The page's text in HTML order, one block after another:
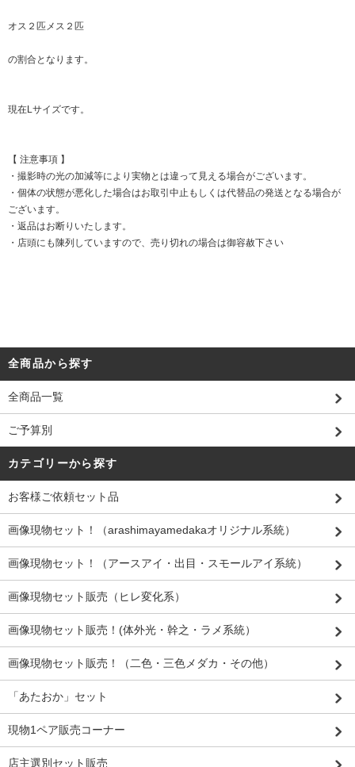
オス２匹メス２匹
の割合となります。
現在Lサイズです。
【 注意事項 】
・撮影時の光の加減等により実物とは違って見える場合がございます。
・個体の状態が悪化した場合はお取引中止もしくは代替品の発送となる場合が
ございます。
・返品はお断りいたします。
・店頭にも陳列していますので、売り切れの場合は御容赦下さい
全商品から探す
全商品一覧
ご予算別
カテゴリーから探す
お客様ご依頼セット品
画像現物セット！（arashimayamedakaオリジナル系統）
画像現物セット！（アースアイ・出目・スモールアイ系統）
画像現物セット販売（ヒレ変化系）
画像現物セット販売！(体外光・幹之・ラメ系統）
画像現物セット販売！（二色・三色メダカ・その他）
「あたおか」セット
現物1ペア販売コーナー
店主選別セット販売